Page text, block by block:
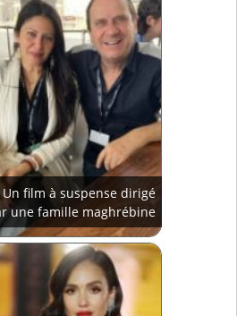
Un film à suspense dirigé
une famille maghrébine